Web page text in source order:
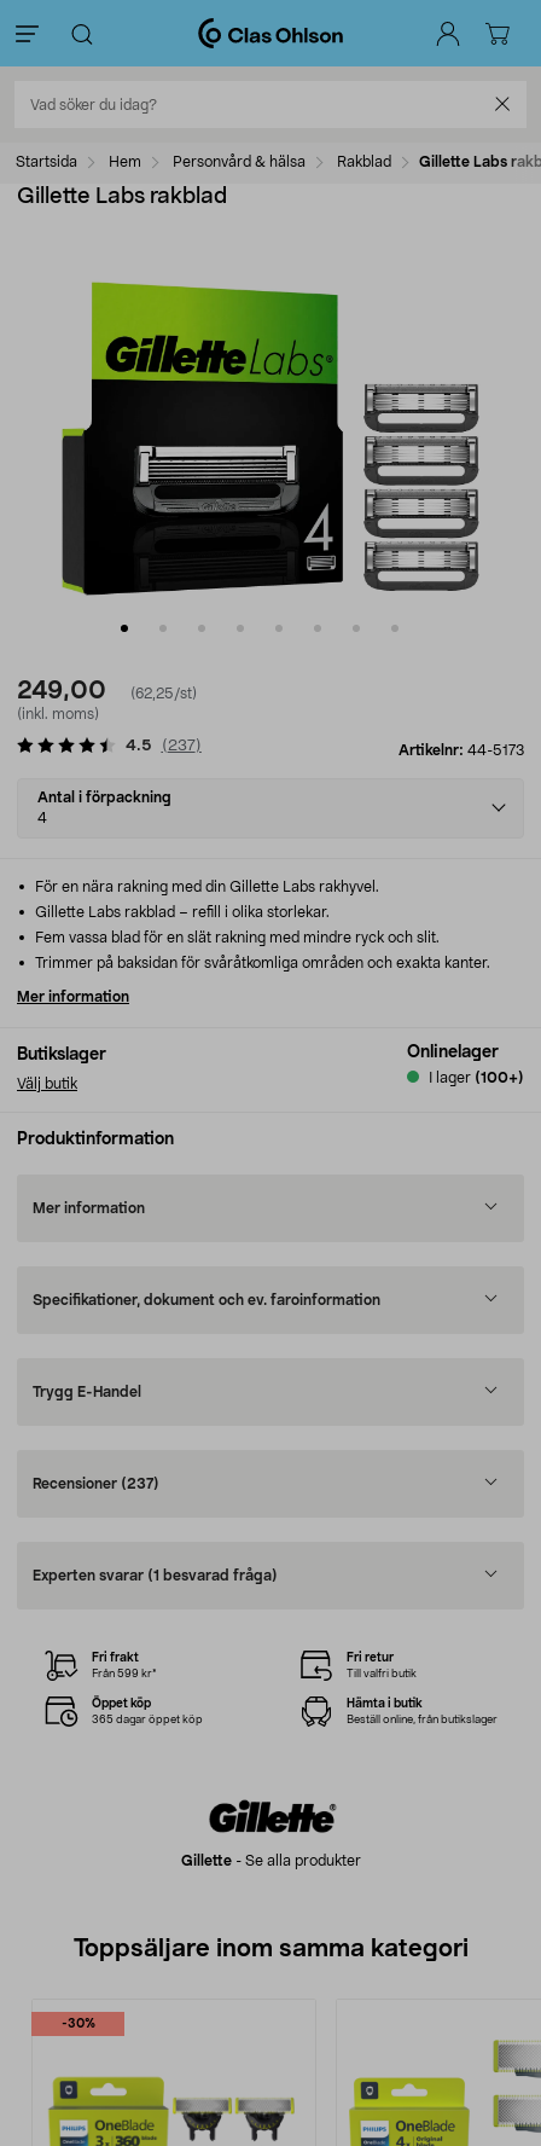
Startsida Hem Personvård & hälsa Rakblad Gillette Labs
Gillette Labs rakblad
249,00
(62,25/st)
(inkl. moms)
Artikelnr: 44-5173
4.5 ( 237)
Select
variant
Antal i förpackning
4
Butikslager
Välj butik
Onlinelager
I lager (100+)
För en nära rakning med din Gillette Labs rakhyvel.
Gillette Labs rakblad – refill i olika storlekar.
Fem vassa blad för en slät rakning med mindre ryck och slit.
Trimmer på baksidan för svåråtkomliga områden och exakta kanter.
Mer information
Produktinformation
Mer information
Specifikationer, dokument och ev. faroinformation
Trygg E-Handel
Recensioner (237)
Experten svarar (1 besvarad fråga)
Gillette- Se alla produkter
Fri frakt
Från 599 kr*
Fri retur
Till valfri butik
Öppet köp
365 dagar öppet köp
Hämta i butik
Beställ online, från butikslager
Toppsäljare inom samma kategori
-30%